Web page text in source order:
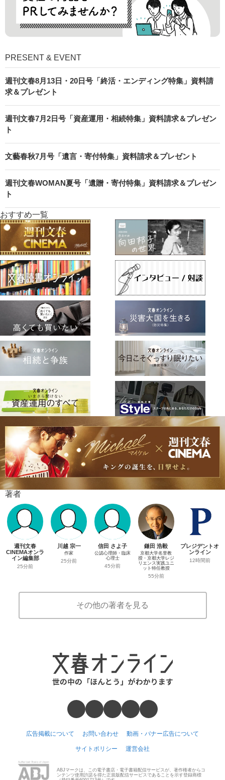
PRESENT & EVENT
週刊文春8月13日・20日号「終活・エンディング特集」資料請
求＆プレゼント
週刊文春7月2日号「資産運用・相続特集」資料請求＆プレゼン
ト
文藝春秋7月号「遺言・寄付特集」資料請求＆プレゼント
週刊文春WOMAN夏号「遺贈・寄付特集」資料請求＆プレゼン
ト
おすすめ一覧
著者
週刊文春
CINEMAオンラ
イン編集部
25分前
川越 宗一
作家
25分前
信田 さよ子
公認心理師・臨床
心理士
45分前
鎌田 浩毅
京都大学名誉教
授・京都大学レジ
リエンス実践ユニ
ット特任教授
55分前
プレジデントオ
ンライン
12時間前
その他の著者を見る
広告掲載について お問い合わせ 動画・バナー広告について
サイトポリシー 運営会社
ABJマークは、この電子書店・電子書籍配信サービスが、著作権者からコ
ンテンツ使用許諾を得た正規版配信サービスであることを示す登録商標